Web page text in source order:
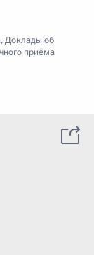
,Доклады об
приёма